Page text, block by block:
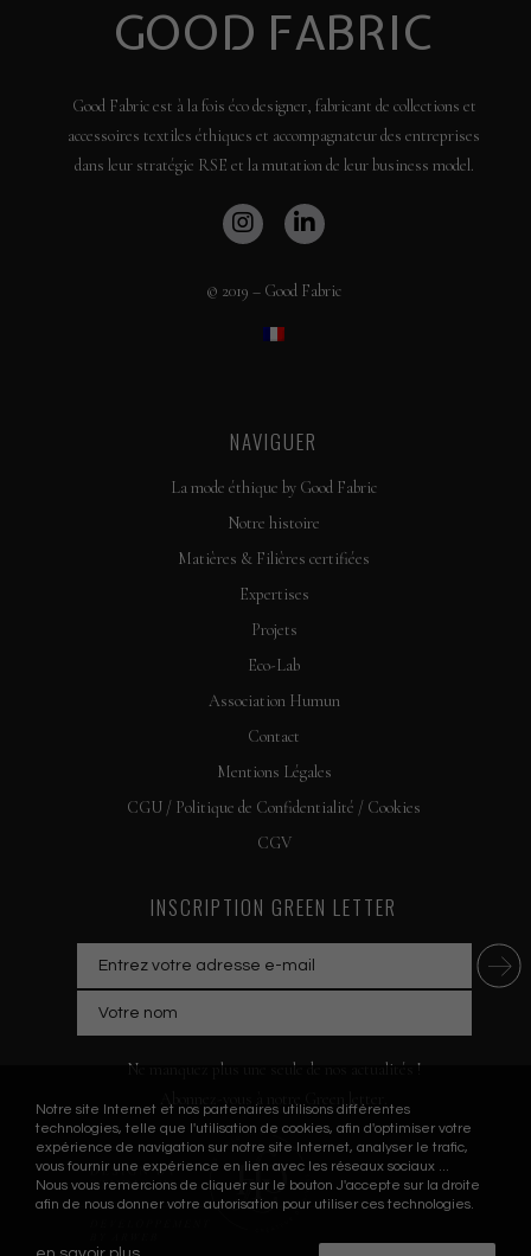
INSCRIPTION GREEN LETTER
Ne manquez plus une seule de nos actualités !
GOOD FABRIC
Good Fabric est à la fois éco designer, fabricant de collections et
accessoires textiles éthiques et accompagnateur des entreprises
dans leur stratégie RSE et la mutation de leur business model.
© 2019 – Good Fabric
NAVIGUER
La mode éthique by Good Fabric
Notre histoire
Matières & Filières certifiées
Expertises
Projets
Eco-Lab
Association Humun
Contact
Mentions Légales
CGU / Politique de Confidentialité / Cookies
CGV
Notre site Internet et nos partenaires utilisons différentes
technologies, telle que l'utilisation de cookies, afin d'optimiser votre
expérience de navigation sur notre site Internet, analyser le trafic,
vous fournir une expérience en lien avec les réseaux sociaux ...
Nous vous remercions de cliquer sur le bouton J'accepte sur la droite
afin de nous donner votre autorisation pour utiliser ces technologies.